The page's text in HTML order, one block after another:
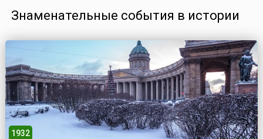
Знаменательные события в истории
1932